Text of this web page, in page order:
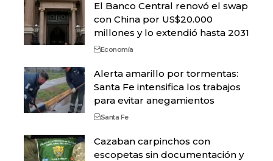
El Banco Central renovó el swap
con China por US$20.000
millones y lo extendió hasta 2031
Economía
Alerta amarillo por tormentas:
Santa Fe intensifica los trabajos
para evitar anegamientos
Santa Fe
Cazaban carpinchos con
escopetas sin documentación y